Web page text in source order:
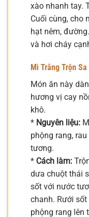
xào nhanh tay.
Cuối cùng, cho
hạt nêm,
và hơi cháy
Mì Trắng Trộn
Món ăn này
hương vị cay
khô.
* Nguyên liệu:
phộng rang,
tương.
* Cách làm:
dưa chuột thái
sốt với nước
chanh. Rưới
phộng rang lên